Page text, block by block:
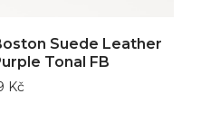
Suede Leather
Tonal FB
Kč